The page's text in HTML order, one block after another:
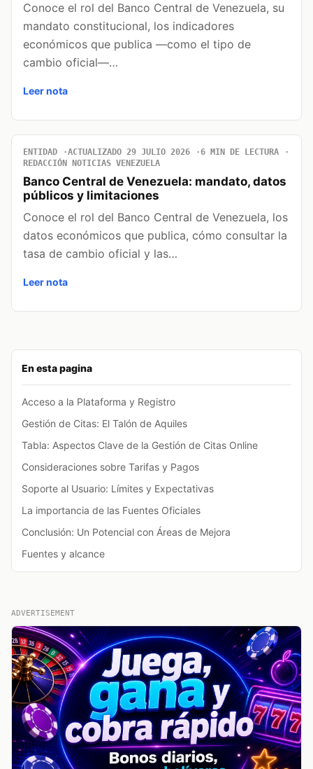
En esta pagina
Acceso a la Plataforma y Registro
Gestión de Citas: El Talón de Aquiles
Tabla: Aspectos Clave de la Gestión de Citas Online
Consideraciones sobre Tarifas y Pagos
Soporte al Usuario: Límites y Expectativas
La importancia de las Fuentes Oficiales
Conclusión: Un Potencial con Áreas de Mejora
Fuentes y alcance
Conoce el rol del Banco Central de Venezuela, su
mandato constitucional, los indicadores
económicos que publica —como el tipo de
cambio oficial—…
Leer nota
ENTIDAD ACTUALIZADO 29 JULIO 2026
6 MIN DE LECTURA
REDACCIÓN NOTICIAS VENEZUELA
Banco Central de Venezuela: mandato, datos
públicos y limitaciones
Conoce el rol del Banco Central de Venezuela, los
datos económicos que publica, cómo consultar la
tasa de cambio oficial y las…
Leer nota
ADVERTISEMENT